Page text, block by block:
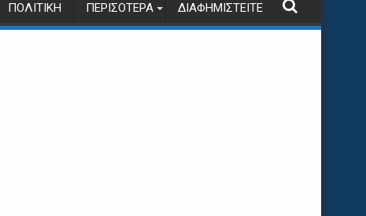
ΠΟΛΙΤΙΚΉ ΠΕΡΙΣΌΤΕΡΑ ΔΙΑΦΗΜΙΣΤΕΊΤΕ